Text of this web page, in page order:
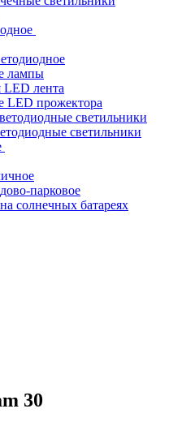
лампы
LED лента
LED прожектора
светильники
светильники
парковое
солнечных батареях
30